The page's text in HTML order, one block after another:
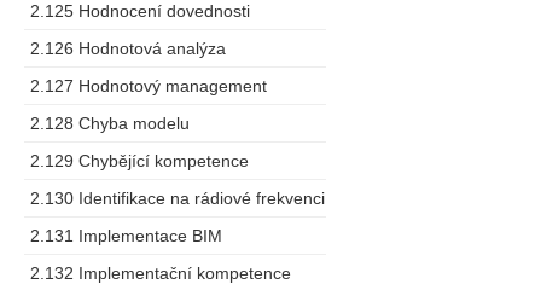
2.125 Hodnocení dovednosti
2.126 Hodnotová analýza
2.127 Hodnotový management
2.128 Chyba modelu
2.129 Chybějící kompetence
2.130 Identifikace na rádiové frekvenci
2.131 Implementace BIM
2.132 Implementační kompetence